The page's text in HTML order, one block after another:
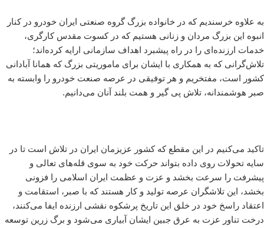
به علاوه خرسندیم که در خانواده بزرگ گروه صنعتی ایران خودرو در کنار
انبوه این بزرگ مردان و زنانی هستیم که در کسوت مقدس کارگری،
خدمات ارزنده‌ای را در راه پیشبرد اهداف سازمانی ارایه کرده‌اند؛
تلاش‌گرانی که به همکاری با ایشان برای ماموریتی بزرگ که همانا آبادانی
کشور است، مفتخریم و هر توفیقی در عرصه صنعت خودرو را وابسته به
صبر هوشمندانه، تلاش پی گیر و همت بلند آنان می‌دانیم.
تاکید می‌کنیم در این مقطع که کشور عزیزمان ایران در تلاش است تا در
سایه تحولات روی ‌داده بتواند حرکت خود به سوی قله‌های تعالی و
پیشرفت را سرعت بخشد و عزت و عظمت ایران اسلامی را فزونی
بخشد، این تلاشگران عرصه تولید و کار هستند که با صبر، استقامت و
اعتقاد راسخ خود در خلق این تاریخ پرشکوه نقشی ارزنده ایفا می‌کنند،
درخت تناور عزت به عرق جبین ایشان آبیاری می‌شود و برگ زرین توسعه